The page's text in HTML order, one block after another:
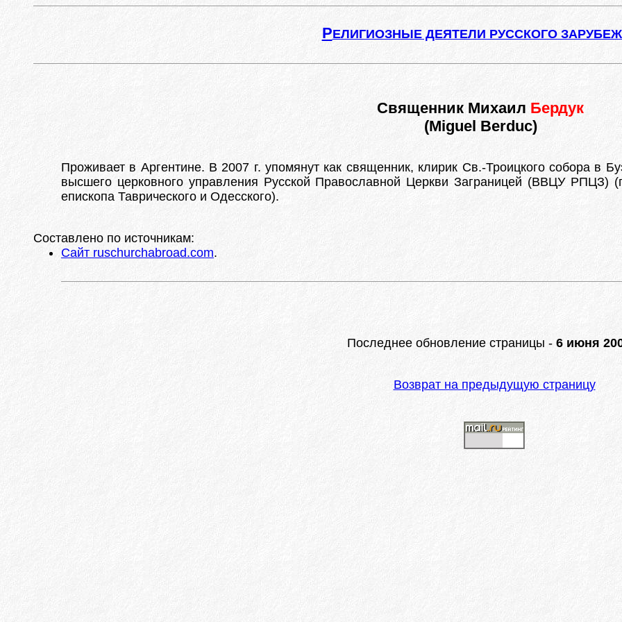
РЕЛИГИОЗНЫЕ ДЕЯТЕЛИ РУССКОГО
Священник Михаил Бердук
(Miguel Berduc)
Проживает в Аргентине. В 2007 г. упомянут как священник, клирик Св.-Троицкого собора в
высшего церковного управления Русской Православной Церкви Заграницей (ВВЦУ РПЦЗ)
епископа Таврического и Одесского).
Составлено по источникам:
Сайт ruschurchabroad.com.
Последнее обновление страницы - 6 июня
Возврат на предыдущую страницу